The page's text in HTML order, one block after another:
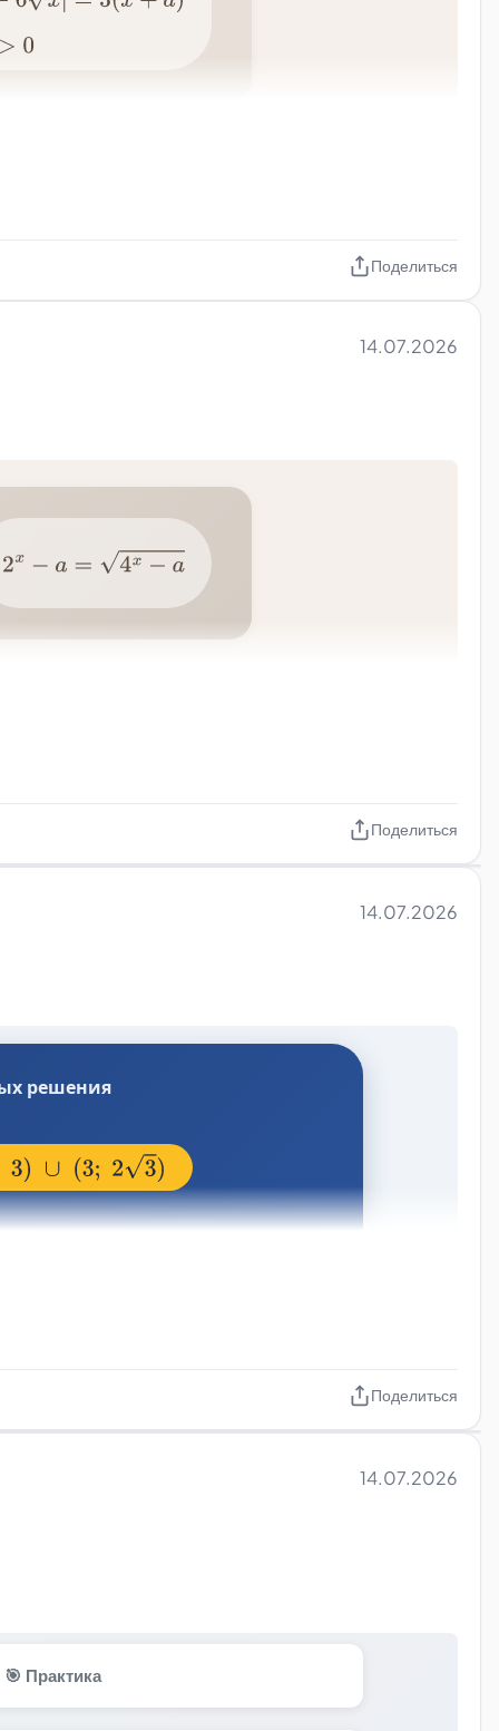
Поделиться
14.07.2026
Поделиться
14.07.2026
Поделиться
14.07.2026